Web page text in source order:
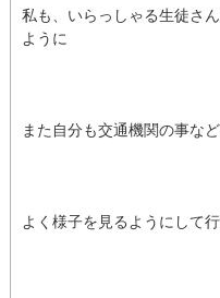
私も、いらっしゃる生徒さ
ように
また自分も交通機関の事な
よく様子を見るようにして